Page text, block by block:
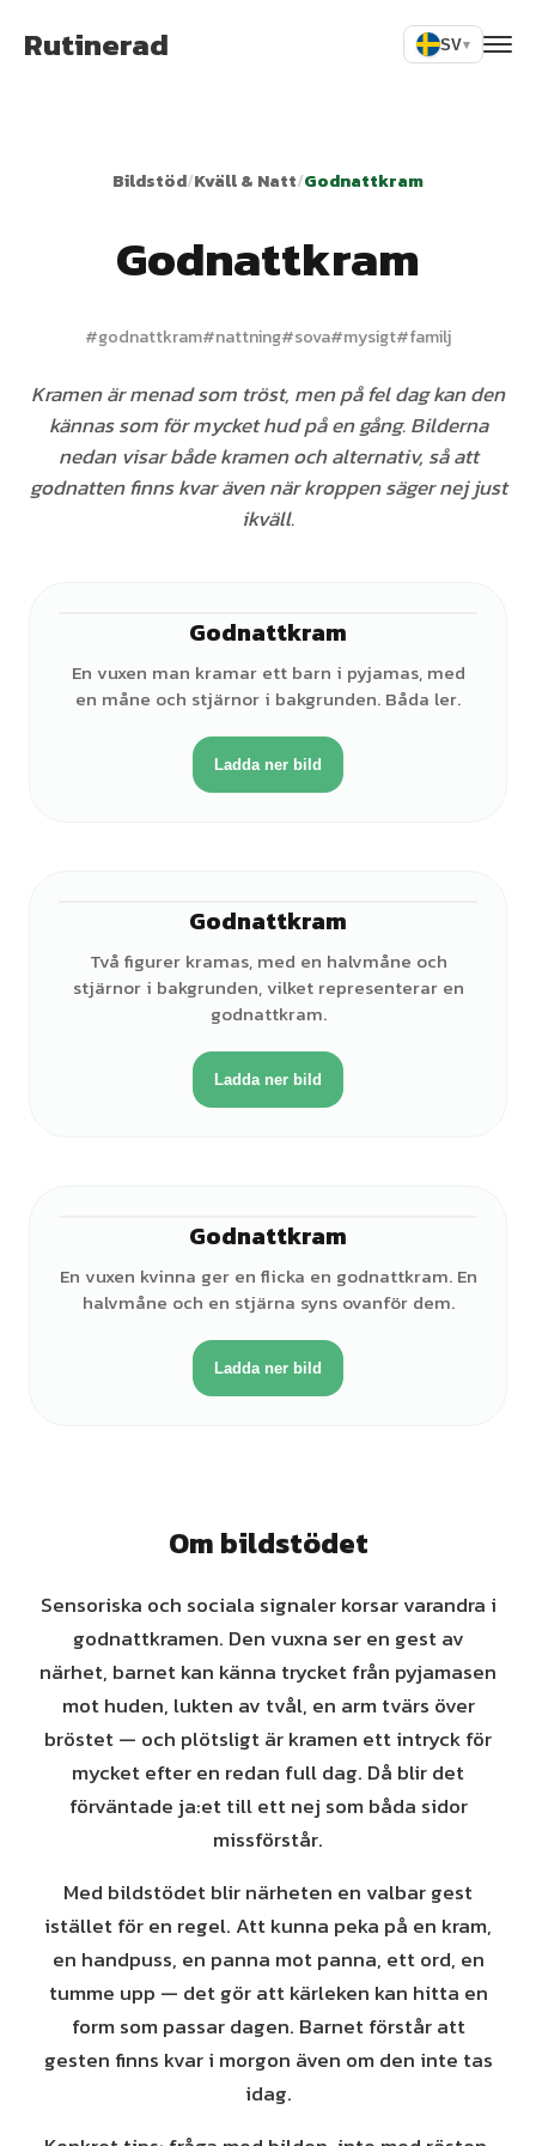
Rutinerad SV▾
Bildstöd/Kväll & Natt/Godnattkram
Godnattkram
#godnattkram#nattning#sova#mysigt#familj
Kramen är menad som tröst, men på fel dag kan den
kännas som för mycket hud på en gång. Bilderna
nedan visar både kramen och alternativ, så att
godnatten finns kvar även när kroppen säger nej just
ikväll.
Godnattkram
En vuxen man kramar ett barn i pyjamas, med
en måne och stjärnor i bakgrunden. Båda ler.
Ladda ner bild
Godnattkram
Två figurer kramas, med en halvmåne och
stjärnor i bakgrunden, vilket representerar en
godnattkram.
Ladda ner bild
Godnattkram
En vuxen kvinna ger en flicka en godnattkram. En
halvmåne och en stjärna syns ovanför dem.
Ladda ner bild
Om bildstödet
Sensoriska och sociala signaler korsar varandra i
godnattkramen. Den vuxna ser en gest av
närhet, barnet kan känna trycket från pyjamasen
mot huden, lukten av tvål, en arm tvärs över
bröstet — och plötsligt är kramen ett intryck för
mycket efter en redan full dag. Då blir det
förväntade ja:et till ett nej som båda sidor
missförstår.
Med bildstödet blir närheten en valbar gest
istället för en regel. Att kunna peka på en kram,
en handpuss, en panna mot panna, ett ord, en
tumme upp — det gör att kärleken kan hitta en
form som passar dagen. Barnet förstår att
gesten finns kvar i morgon även om den inte tas
idag.